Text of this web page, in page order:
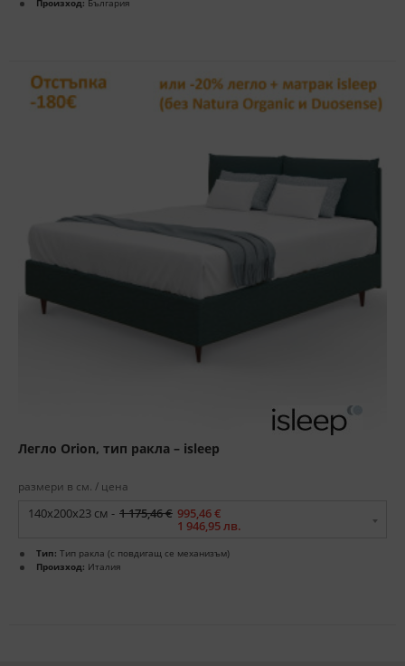
Произход: България
Легло Orion, тип ракла – isleep
размери в см. / цена
140x200x23 см - 1 175,46 € 995,46 €
1 946,95 лв.
Тип: Тип ракла (с повдигащ се механизъм)
Произход: Италия